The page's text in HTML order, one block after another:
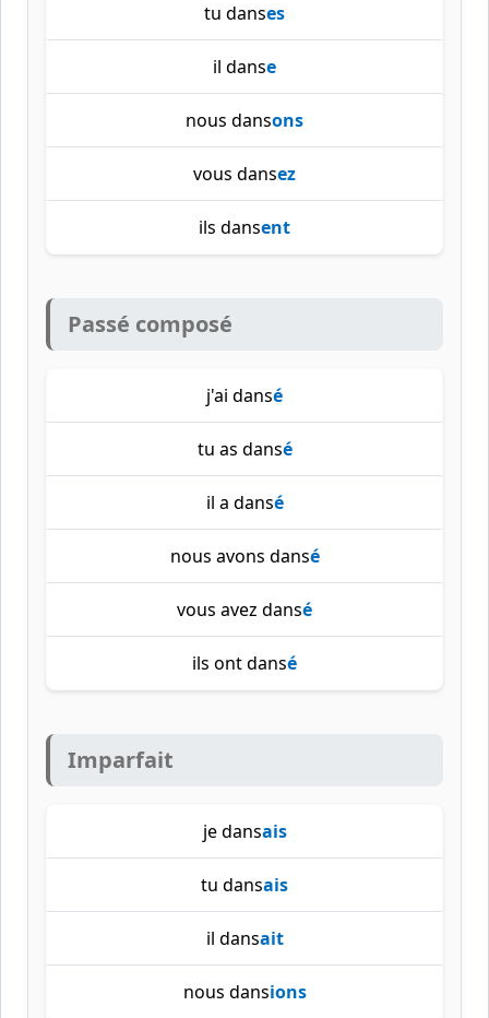
tu danses
il danse
nous dansons
vous dansez
ils dansent
Passé composé
j'ai dansé
tu as dansé
il a dansé
nous avons dansé
vous avez dansé
ils ont dansé
Imparfait
je dansais
tu dansais
il dansait
nous dansions